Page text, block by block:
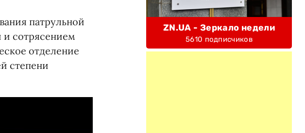
патрульной
и сотрясением
отделение
степени
ZN.UA - Зеркало недели
5610 подписчиков